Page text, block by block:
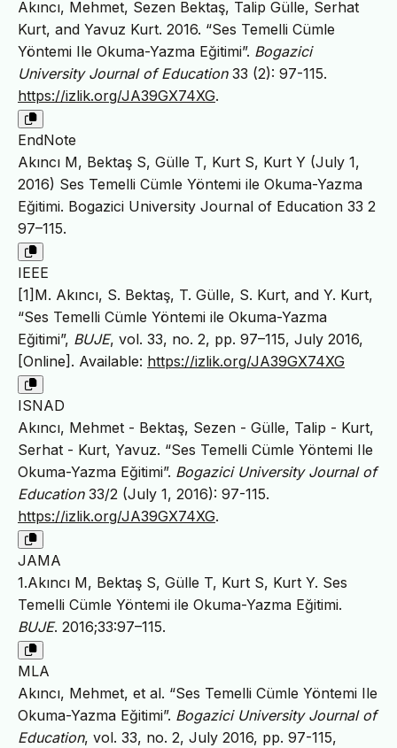
Akıncı, Mehmet, Sezen Bektaş, Talip Gülle, Serhat
Kurt, and Yavuz Kurt. 2016. “Ses Temelli Cümle
Yöntemi Ile Okuma-Yazma Eğitimi”. Bogazici
University Journal of Education33 (2): 97-115.
https://izlik.org/JA39GX74XG.
EndNote
Akıncı M, Bektaş S, Gülle T, Kurt S, Kurt Y (July 1,
2016) Ses Temelli Cümle Yöntemi ile Okuma-Yazma
Eğitimi. Bogazici University Journal of Education 33 2
97–115.
IEEE
[1]M. Akıncı, S. Bektaş, T. Gülle, S. Kurt, and Y. Kurt,
“Ses Temelli Cümle Yöntemi ile Okuma-Yazma
Eğitimi”, BUJE, vol. 33, no. 2, pp. 97–115, July 2016,
[Online]. Available: https://izlik.org/JA39GX74XG
ISNAD
Akıncı, Mehmet - Bektaş, Sezen - Gülle, Talip - Kurt,
Serhat - Kurt, Yavuz. “Ses Temelli Cümle Yöntemi Ile
Okuma-Yazma Eğitimi”. Bogazici University Journal of
Education33/2 (July 1, 2016): 97-115.
https://izlik.org/JA39GX74XG.
JAMA
1.Akıncı M, Bektaş S, Gülle T, Kurt S, Kurt Y. Ses
Temelli Cümle Yöntemi ile Okuma-Yazma Eğitimi.
BUJE. 2016;33:97–115.
MLA
Akıncı, Mehmet, et al. “Ses Temelli Cümle Yöntemi Ile
Okuma-Yazma Eğitimi”. Bogazici University Journal of
Education, vol. 33, no. 2, July 2016, pp. 97-115,